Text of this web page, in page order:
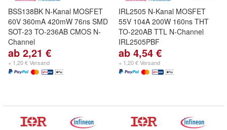
BSS138BK N-Kanal MOSFET
60V 360mA 420mW 76ns SMD
SOT-23 TO-236AB CMOS N-
Channel
ab 2,21 €
+ 1,20 € Versand
IRL2505 N-Kanal MOSFET
55V 104A 200W 160ns THT
TO-220AB TTL N-Channel
IRL2505PBF
ab 4,54 €
+ 1,20 € Versand